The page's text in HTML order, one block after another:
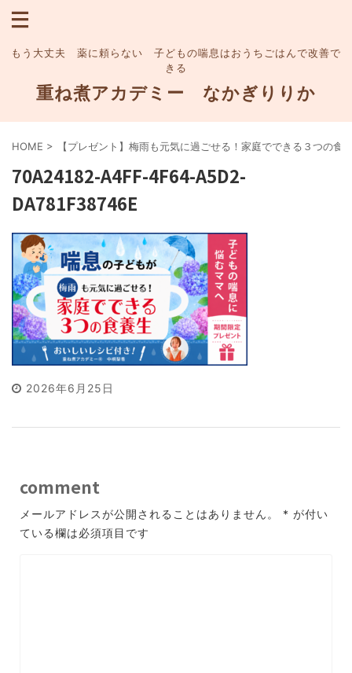
もう大丈夫 薬に頼らない 子どもの喘息はおうちごはんで改善で
きる
重ね煮アカデミー なかぎりりか
HOME > 【プレゼント】梅雨も元気に過ごせる！家庭でできる３つの食
70A24182-A4FF-4F64-A5D2-
DA781F38746E
2026年6月25日
comment
メールアドレスが公開されることはありません。 * が付い
ている欄は必須項目です